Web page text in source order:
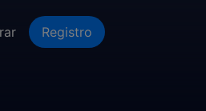
Registro